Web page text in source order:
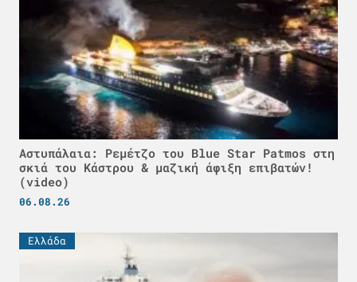
Αστυπάλαια: Ρεμέτζο του Blue Star Patmos στη
σκιά του Κάστρου & μαζική άφιξη επιβατών!
(video)
06.08.26
Ελλάδα